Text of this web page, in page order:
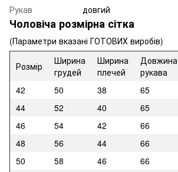
Рукав
довгий
Чоловіча розмірна сітка
(Параметри вказані ГОТОВИХ виробів)
Розмір
Ширина
грудей
Ширина
плечей
Довжина
рукава
42
50 38 65
44
52 40 65
46
54 42 66
48
56 44 66
50
58 46 66